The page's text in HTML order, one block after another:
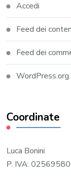
Accedi
Feed dei
Feed dei
WordPress.org
Coordinate
Luca Bonini
P. IVA: